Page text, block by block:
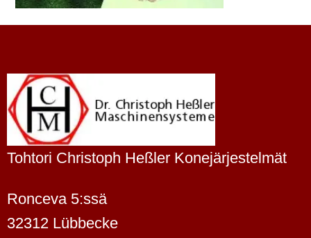
Tohtori Christoph Heßler Konejärjestelmät
Ronceva 5:ssä
32312 Lübbecke